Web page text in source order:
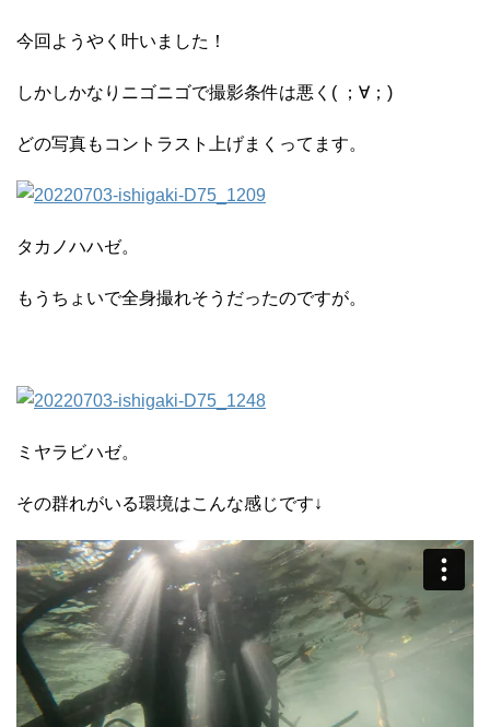
今回ようやく叶いました！
しかしかなりニゴニゴで撮影条件は悪く( ；∀；)
どの写真もコントラスト上げまくってます。
タカノハハゼ。
もうちょいで全身撮れそうだったのですが。
ミヤラビハゼ。
その群れがいる環境はこんな感じです↓